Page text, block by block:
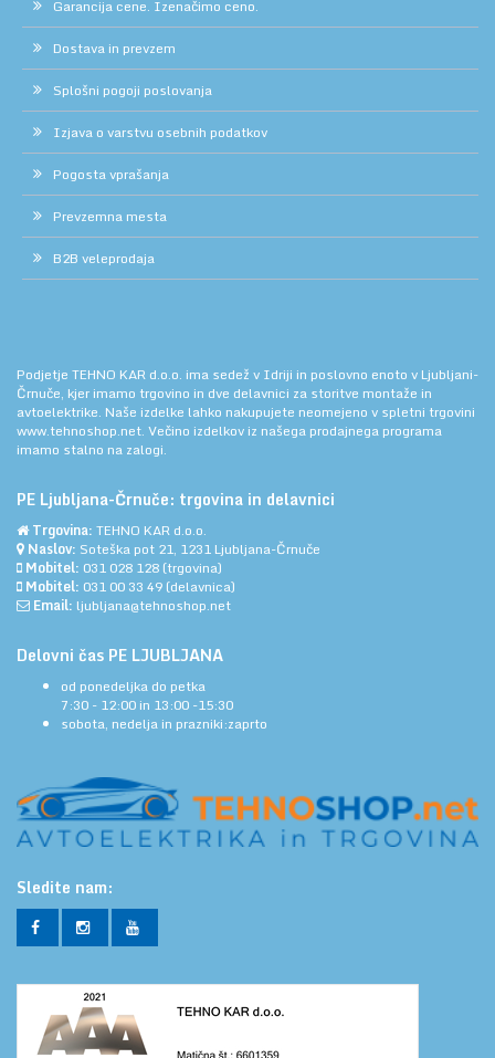
Garancija cene. Izenačimo ceno.
Dostava in prevzem
Splošni pogoji poslovanja
Izjava o varstvu osebnih podatkov
Pogosta vprašanja
Prevzemna mesta
B2B veleprodaja
Podjetje TEHNO KAR d.o.o. ima sedež v Idriji in poslovno enoto v Ljubljani-
Črnuče, kjer imamo trgovino in dve delavnici za storitve montaže in
avtoelektrike. Naše izdelke lahko nakupujete neomejeno v spletni trgovini
www.tehnoshop.net. Večino izdelkov iz našega prodajnega programa
imamo stalno na zalogi.
PE Ljubljana-Črnuče: trgovina in delavnici
Trgovina: TEHNO KAR d.o.o.
Naslov: Soteška pot 21, 1231 Ljubljana-Črnuče
Mobitel: 031 028 128 (trgovina)
Mobitel: 031 00 33 49 (delavnica)
Email: ljubljana@tehnoshop.net
Delovni čas PE LJUBLJANA
od ponedeljka do petka
7:30 - 12:00 in 13:00 -15:30
sobota, nedelja in prazniki:zaprto
Sledite nam: